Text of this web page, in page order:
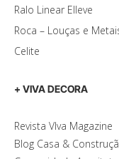
Ralo Linear Elleve
Roca – Louças e
Celite
+ VIVA DECORA
Revista VIva Magazine
Blog Casa &